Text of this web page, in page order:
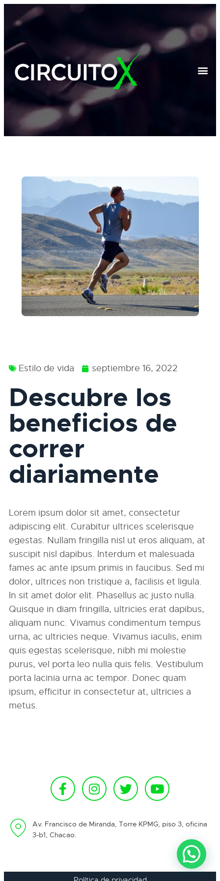
Estilo de vida septiembre 16, 2022
Descubre los
beneficios de
correr
diariamente
Lorem ipsum dolor sit amet, consectetur
adipiscing elit. Curabitur ultrices scelerisque
egestas. Nullam fringilla nisl ut eros aliquam, at
suscipit nisl dapibus. Interdum et malesuada
fames ac ante ipsum primis in faucibus. Sed mi
dolor, ultrices non tristique a, facilisis et ligula.
In sit amet dolor elit. Phasellus ac justo nulla.
Quisque in diam fringilla, ultricies erat dapibus,
aliquam nunc. Vivamus condimentum tempus
urna, ac ultricies neque. Vivamus iaculis, enim
quis egestas scelerisque, nibh mi molestie
purus, vel porta leo nulla quis felis. Vestibulum
porta lacinia urna ac tempor. Donec quam
ipsum, efficitur in consectetur at, ultricies a
metus.
Av. Francisco de Miranda, Torre KPMG, piso 3, oficina
3-b1, Chacao.